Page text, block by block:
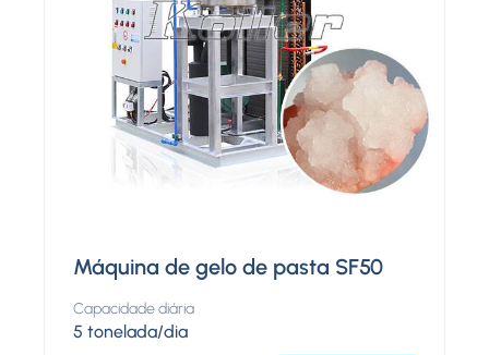
Máquina de gelo de pasta SF50
Capacidade diária
5 tonelada/dia